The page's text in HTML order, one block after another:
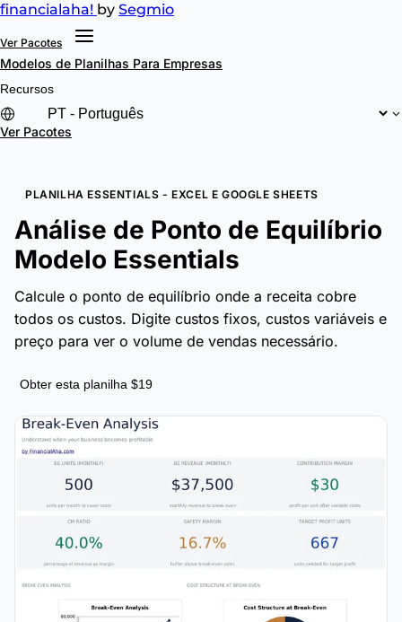
financialaha! by Segmio
Ver Pacotes
Modelos de Planilhas Para Empresas
Recursos
Ver Pacotes
PLANILHA ESSENTIALS - EXCEL E GOOGLE SHEETS
Análise de Ponto de Equilíbrio
Modelo Essentials
Calcule o ponto de equilíbrio onde a receita cobre
todos os custos. Digite custos fixos, custos variáveis e
preço para ver o volume de vendas necessário.
Obter esta planilha $19